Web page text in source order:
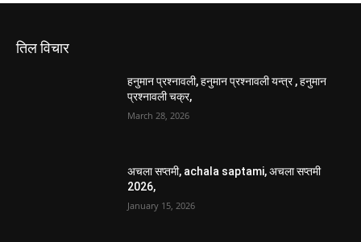
तिल विचार
हनुमान प्रश्नावली, हनुमान प्रश्नावली यन्त्र , हनुमान
प्रश्नावली चक्र,
March 28, 2026
अचला सप्तमी, achala saptami, अचला सप्तमी
2026,
January 15, 2026